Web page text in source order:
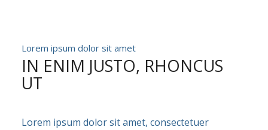
Lorem ipsum dolor sit amet
IN ENIM JUSTO, RHONCUS
UT
Lorem ipsum dolor sit amet, consectetuer